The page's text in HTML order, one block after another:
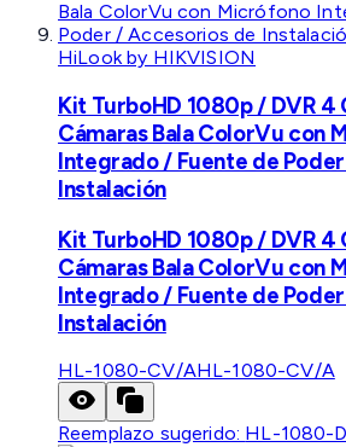
HiLook by HIKVISION
Kit TurboHD 1080p / DVR 4
Cámaras Bala ColorVu con
Integrado / Fuente de
Instalación
Kit TurboHD 1080p / DVR 4
Cámaras Bala ColorVu con
Integrado / Fuente de
Instalación
HL-1080-CV/AHL-1080-CV/A
Reemplazo sugerido: HL-1080-